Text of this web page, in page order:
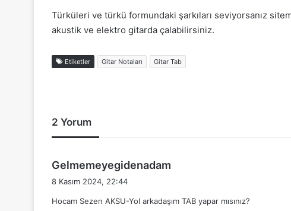
Türküleri ve türkü formundaki şarkıları seviyorsanız
akustik ve elektro gitarda çalabilirsiniz.
Etiketler Gitar Notaları Gitar Tab
2 Yorum
Gelmemeyegidenadam
i
8 Kasım 2024, 22:44
Hocam Sezen AKSU-Yol arkadaşım TAB yapar mısınız?